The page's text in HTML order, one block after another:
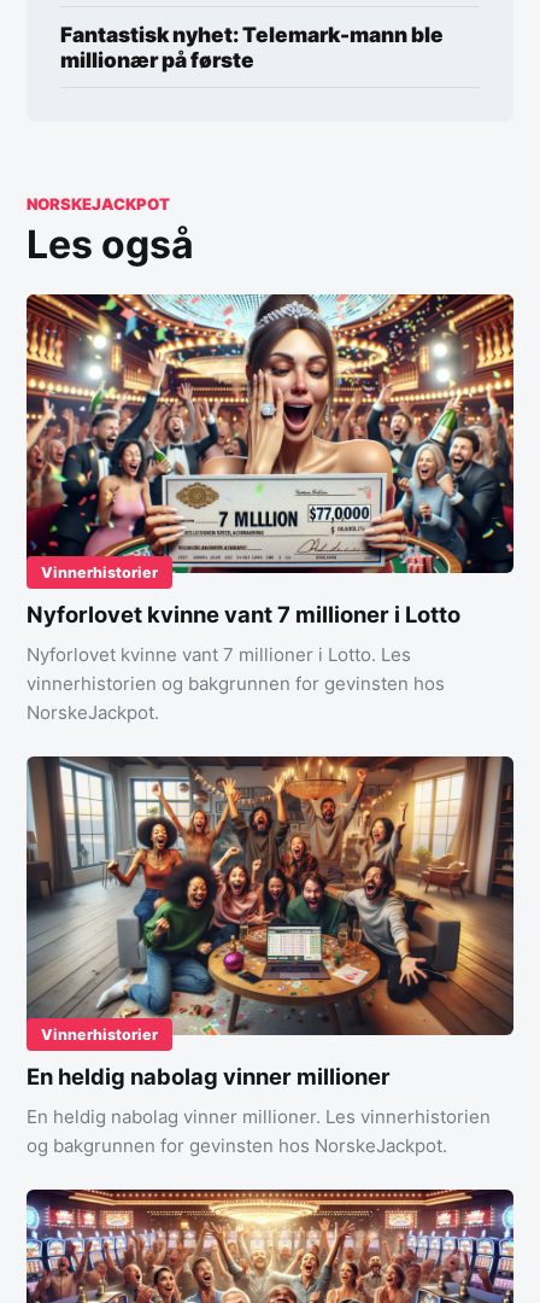
Fantastisk nyhet: Telemark-mann ble
millionær på første
NORSKEJACKPOT
Les også
Vinnerhistorier
Nyforlovet kvinne vant 7 millioner i Lotto
Nyforlovet kvinne vant 7 millioner i Lotto. Les
vinnerhistorien og bakgrunnen for gevinsten hos
NorskeJackpot.
Vinnerhistorier
En heldig nabolag vinner millioner
En heldig nabolag vinner millioner. Les vinnerhistorien
og bakgrunnen for gevinsten hos NorskeJackpot.